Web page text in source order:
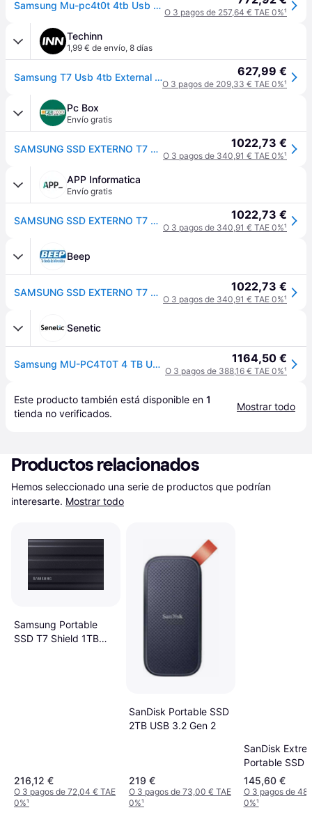
Samsung Mu-pc4t0t 4tb Usb Tipo-c 3.2 Gen 2 (3.1 Gen 2) Gris, Titanio
O 3 pagos de 257,64 € TAE 0%¹
Techinn
1,99 € de envío, 8 días
Samsung T7 Usb 4tb External Ssd Negro 627,99 €
O 3 pagos de 209,33 € TAE 0%¹
Pc Box
Envío gratis
SAMSUNG SSD EXTERNO T7 USB GRIS 4TB 1022,73 €
O 3 pagos de 340,91 € TAE 0%¹
APP Informatica
Envío gratis
SAMSUNG SSD EXTERNO T7 USB GRIS 4TB 1022,73 €
O 3 pagos de 340,91 € TAE 0%¹
Beep
SAMSUNG SSD EXTERNO T7 USB GRIS 4TB 1022,73 €
O 3 pagos de 340,91 € TAE 0%¹
Senetic
Samsung MU-PC4T0T 4 TB USB Tipo C 3.2 Gen 2 (3.1 Gen 2) MU-PC4T0T/WW 1164,50 €
O 3 pagos de 388,16 € TAE 0%¹
Este producto también está disponible en 1
tienda no verificados.
Mostrar todo
Productos relacionados
Hemos seleccionado una serie de productos que podrían
interesarte. Mostrar todo
Samsung Portable
SSD T7 Shield 1TB
216,12 €
O 3 pagos de 72,04 € TAE
0%¹
SanDisk Portable SSD
2TB USB 3.2 Gen 2
219 €
O 3 pagos de 73,00 € TAE
0%¹
SanDisk
Portable SSD
500GB
145,60 €
O 3 pagos de
0%¹